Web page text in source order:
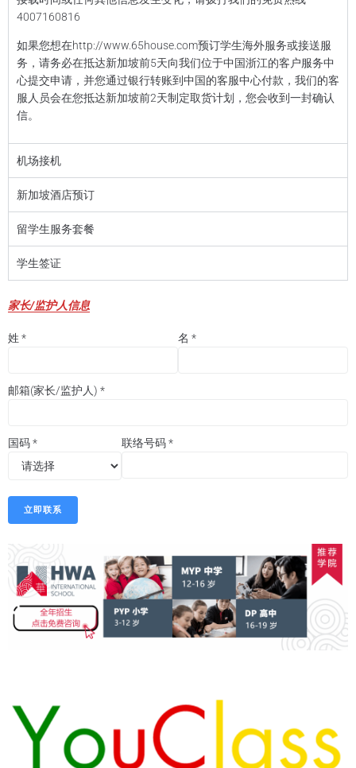
4007160816
如果您想在http://www.65house.com预订学生海外服务或接送服
务，请务必在抵达新加坡前5天向我们位于中国浙江的客户服务中
心提交申请，并您通过银行转账到中国的客服中心付款，我们的客
服人员会在您抵达新加坡前2天制定取货计划，您会收到一封确认
信。
机场接机
新加坡酒店预订
留学生服务套餐
学生签证
家长/监护人信息
姓 * 名 *
邮箱(家长/监护人) *
国码* 联络号码*
立即联系